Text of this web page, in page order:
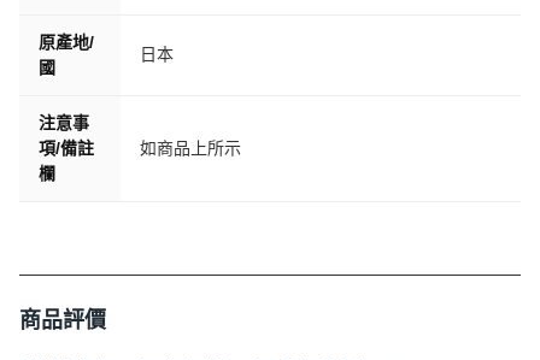
原產地/
國
日本
注意事
項/備註
欄
如商品上所示
商品評價